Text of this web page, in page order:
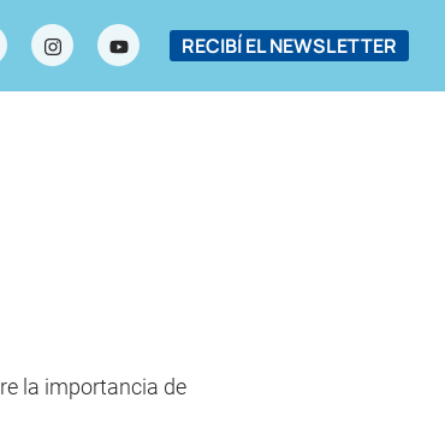
RECIBÍ EL NEWSLETTER
la importancia de